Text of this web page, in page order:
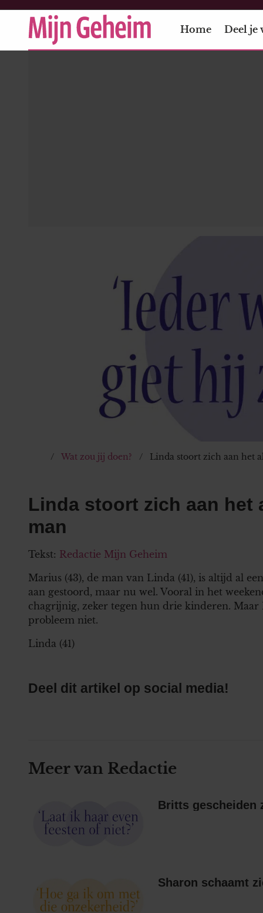
Home Deel je
Wat zou jij doen? Linda stoort zich aan het
Linda stoort zich aan het
man
Tekst: Redactie Mijn Geheim
Marius (43), de man van Linda (41), is altijd al
aan gestoord, maar nu wel. Vooral in het
chagrijnig, zeker tegen hun drie kinderen.
probleem niet.
Linda (41)
Deel dit artikel op social media!
Meer van Redactie
Sharon schaamt